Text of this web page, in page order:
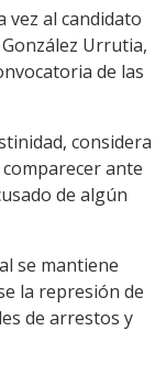
vez al candidato
Urrutia,
de las
considera
ante
de algún
se mantiene
la represión de
de arrestos y